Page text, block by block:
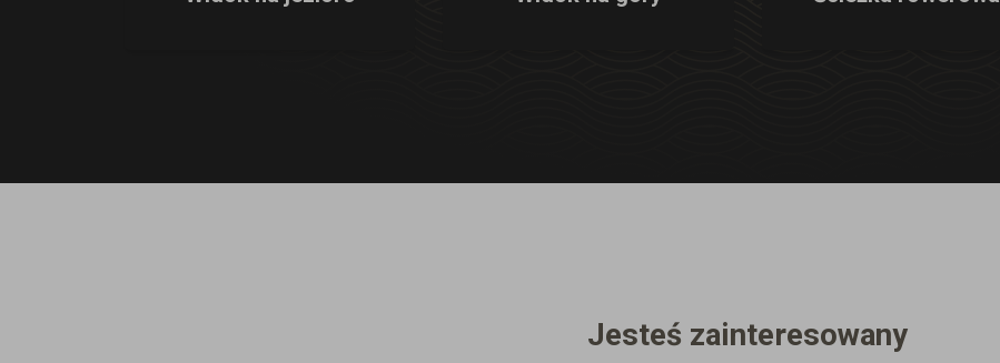
Jesteś zainteresowany